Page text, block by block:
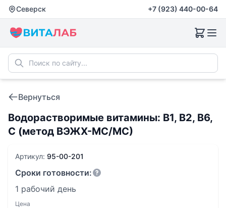
Северск +7 (923) 440-00-64
Вернуться
Водорастворимые витамины: B1, B2, B6,
С (метод ВЭЖХ-МС/МС)
Артикул: 95-00-201
Сроки готовности:
1 рабочий день
Цена